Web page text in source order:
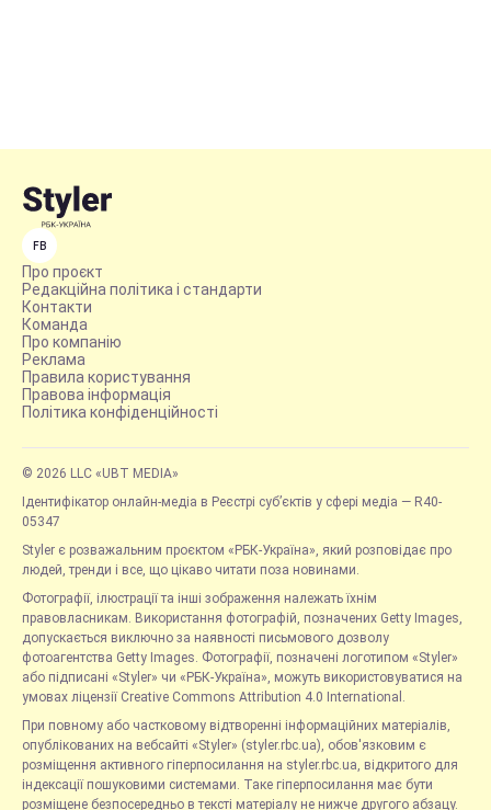
FB
Про проєкт
Редакційна політика і стандарти
Контакти
Команда
Про компанію
Реклама
Правила користування
Правова інформація
Політика конфіденційності
© 2026 LLC «UBT MEDIA»
Ідентифікатор онлайн-медіа в Реєстрі суб’єктів у сфері медіа — R40-
05347
Styler є розважальним проєктом «РБК-Україна», який розповідає про
людей, тренди і все, що цікаво читати поза новинами.
Фотографії, ілюстрації та інші зображення належать їхнім
правовласникам. Використання фотографій, позначених Getty Images,
допускається виключно за наявності письмового дозволу
фотоагентства Getty Images. Фотографії, позначені логотипом «Styler»
або підписані «Styler» чи «РБК-Україна», можуть використовуватися на
умовах ліцензії Creative Commons Attribution 4.0 International.
При повному або частковому відтворенні інформаційних матеріалів,
опублікованих на вебсайті «Styler» (styler.rbc.ua), обов'язковим є
розміщення активного гіперпосилання на styler.rbc.ua, відкритого для
індексації пошуковими системами. Таке гіперпосилання має бути
розміщене безпосередньо в тексті матеріалу не нижче другого абзацу.